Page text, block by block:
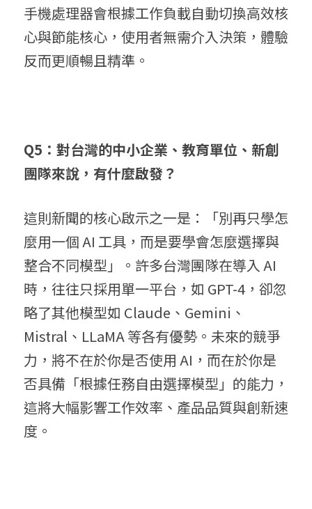
手機處理器會根據工作負載自動切換高效核
心與節能核心，使用者無需介入決策，體驗
反而更順暢且精準。
Q5：對台灣的中小企業、教育單位、新創
團隊來說，有什麼啟發？
這則新聞的核心啟示之一是：「別再只學怎
麼用一個 AI 工具，而是要學會怎麼選擇與
整合不同模型」。許多台灣團隊在導入 AI
時，往往只採用單一平台，如 GPT-4，卻忽
略了其他模型如 Claude、Gemini、
Mistral、LLaMA 等各有優勢。未來的競爭
力，將不在於你是否使用 AI，而在於你是
否具備「根據任務自由選擇模型」的能力，
這將大幅影響工作效率、產品品質與創新速
度。